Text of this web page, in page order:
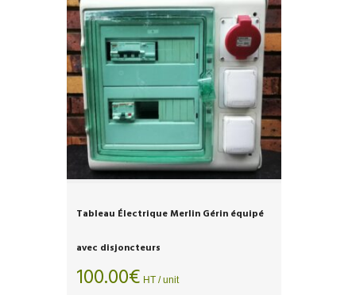
Tableau Électrique Merlin Gérin équipé
avec disjoncteurs
100.00€ HT / unit